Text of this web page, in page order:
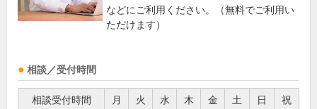
などにご利用ください。（無料でご利用い
ただけます）
相談／受付時間
相談受付時間 月 火 水 木 金 土 日 祝